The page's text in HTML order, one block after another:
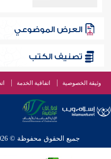
العرض الموضوعي
تصنيف الكتب
وثيقة الخصوصية اتفاقية الخدمة
جميع الحقوق محفوظة © 2026 - 1998 لشبكة إسلام ويب